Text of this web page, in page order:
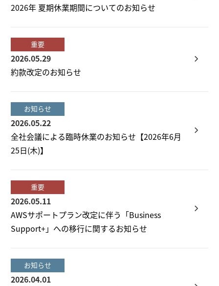
2026年 夏期休業期間についてのお知らせ
重要
2026.05.29
約款改定のお知らせ
お知らせ
2026.05.22
全社会議による臨時休業のお知らせ【2026年6月
25日(木)】
重要
2026.05.11
AWSサポートプラン改定に伴う「Business
Support+」への移行に関するお知らせ
お知らせ
2026.04.01